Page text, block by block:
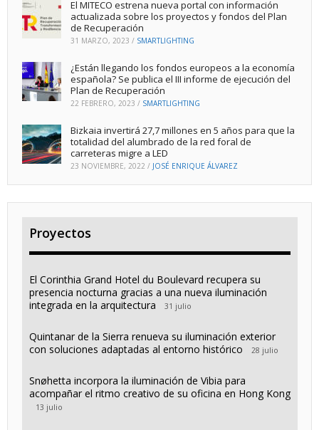
El MITECO estrena nueva portal con información
actualizada sobre los proyectos y fondos del Plan
de Recuperación
31 MARZO, 2023 / SMARTLIGHTING
¿Están llegando los fondos europeos a la economía
española? Se publica el III informe de ejecución del
Plan de Recuperación
22 FEBRERO, 2023 / SMARTLIGHTING
Bizkaia invertirá 27,7 millones en 5 años para que la
totalidad del alumbrado de la red foral de
carreteras migre a LED
23 NOVIEMBRE, 2022 / JOSÉ ENRIQUE ÁLVAREZ
Proyectos
El Corinthia Grand Hotel du Boulevard recupera su
presencia nocturna gracias a una nueva iluminación
integrada en la arquitectura
31 julio
Quintanar de la Sierra renueva su iluminación exterior
con soluciones adaptadas al entorno histórico
28 julio
Snøhetta incorpora la iluminación de Vibia para
acompañar el ritmo creativo de su oficina en Hong Kong
13 julio